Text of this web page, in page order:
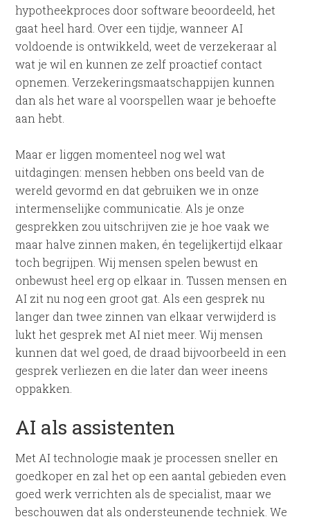
hypotheekproces door software beoordeeld, het
gaat heel hard. Over een tijdje, wanneer AI
voldoende is ontwikkeld, weet de verzekeraar al
wat je wil en kunnen ze zelf proactief contact
opnemen. Verzekeringsmaatschappijen kunnen
dan als het ware al voorspellen waar je behoefte
aan hebt.
Maar er liggen momenteel nog wel wat
uitdagingen: mensen hebben ons beeld van de
wereld gevormd en dat gebruiken we in onze
intermenselijke communicatie. Als je onze
gesprekken zou uitschrijven zie je hoe vaak we
maar halve zinnen maken, én tegelijkertijd elkaar
toch begrijpen. Wij mensen spelen bewust en
onbewust heel erg op elkaar in. Tussen mensen en
AI zit nu nog een groot gat. Als een gesprek nu
langer dan twee zinnen van elkaar verwijderd is
lukt het gesprek met AI niet meer. Wij mensen
kunnen dat wel goed, de draad bijvoorbeeld in een
gesprek verliezen en die later dan weer ineens
oppakken.
AI als assistenten
Met AI technologie maak je processen sneller en
goedkoper en zal het op een aantal gebieden even
goed werk verrichten als de specialist, maar we
beschouwen dat als ondersteunende techniek. We